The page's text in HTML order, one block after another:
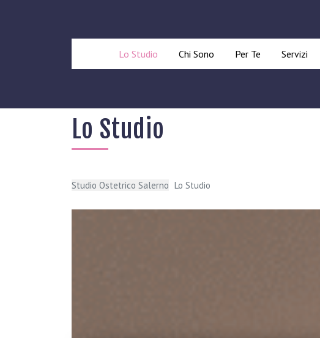
Lo Studio Chi Sono Per Te Servizi
Lo Studio
Studio Ostetrico Salerno Lo Studio